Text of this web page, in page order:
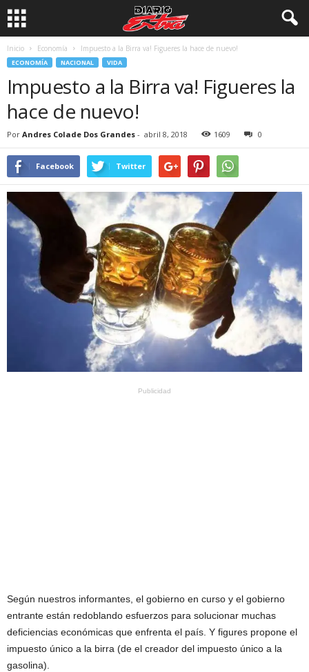
Inicio Economía Impuesto a la Birra va! Figueres la hace de nuevo!
ECONOMÍA NACIONAL VIDA
Impuesto a la Birra va! Figueres la
hace de nuevo!
Por Andres Colade Dos Grandes - abril 8, 2018 1609 0
Facebook Twitter
Publicidad
Según nuestros informantes, el gobierno en curso y el gobierno
entrante están redoblando esfuerzos para solucionar muchas
deficiencias económicas que enfrenta el país. Y figures propone el
impuesto único a la birra (de el creador del impuesto único a la
gasolina).